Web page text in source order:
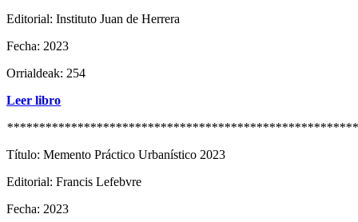
Editorial: Instituto Juan de Herrera
Fecha: 2023
Orrialdeak: 254
Leer libro
Título: Memento Práctico Urbanístico 2023
Editorial: Francis Lefebvre
Fecha: 2023